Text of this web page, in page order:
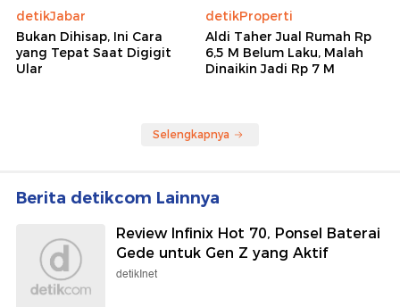
detikJabar
Bukan Dihisap, Ini Cara
yang Tepat Saat Digigit
Ular
detikProperti
Aldi Taher Jual Rumah Rp
6,5 M Belum Laku, Malah
Dinaikin Jadi Rp 7 M
Selengkapnya
Berita detikcom Lainnya
Review Infinix Hot 70, Ponsel Baterai
Gede untuk Gen Z yang Aktif
detikInet